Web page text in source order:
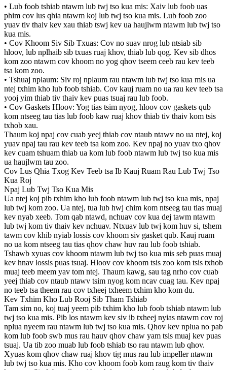
• Lub foob tshiab ntawm lub twj tso kua mis: Xaiv lub foob uas
phim cov lus qhia ntawm koj lub twj tso kua mis. Lub foob zoo
yuav tiv thaiv kev xau thiab tswj kev ua haujlwm ntawm lub twj tso
kua mis.
• Cov Khoom Siv Sib Txuas: Cov no suav nrog lub ntsiab sib
hloov, lub nplhaib sib txuas ruaj khov, thiab lub qog. Kev sib dhos
kom zoo ntawm cov khoom no yog qhov tseem ceeb rau kev teeb
tsa kom zoo.
• Tshuaj nplaum: Siv roj nplaum rau ntawm lub twj tso kua mis ua
ntej txhim kho lub foob tshiab. Cov kauj ruam no ua rau kev teeb tsa
yooj yim thiab tiv thaiv kev puas tsuaj rau lub foob.
• Cov Gaskets Hloov: Yog tias tsim nyog, hloov cov gaskets qub
kom ntseeg tau tias lub foob kaw ruaj khov thiab tiv thaiv kom tsis
txhob xau.
Thaum koj npaj cov cuab yeej thiab cov ntaub ntawv no ua ntej, koj
yuav npaj tau rau kev teeb tsa kom zoo. Kev npaj no yuav txo qhov
kev cuam tshuam thiab ua kom lub foob ntawm lub twj tso kua mis
ua haujlwm tau zoo.
Cov Lus Qhia Txog Kev Teeb tsa Ib Kauj Ruam Rau Lub Twj Tso
Kua Roj
Npaj Lub Twj Tso Kua Mis
Ua ntej koj pib txhim kho lub foob ntawm lub twj tso kua mis, npaj
lub twj kom zoo. Ua ntej, tua lub hwj chim kom ntseeg tau tias muaj
kev nyab xeeb. Tom qab ntawd, nchuav cov kua dej tawm ntawm
lub twj kom tiv thaiv kev nchuav. Ntxuav lub twj kom huv si, tshem
tawm cov khib nyiab lossis cov khoom siv gasket qub. Kauj ruam
no ua kom ntseeg tau tias qhov chaw huv rau lub foob tshiab.
Tshawb xyuas cov khoom ntawm lub twj tso kua mis seb puas muaj
kev hnav lossis puas tsuaj. Hloov cov khoom tsis zoo kom tsis txhob
muaj teeb meem yav tom ntej. Thaum kawg, sau tag nrho cov cuab
yeej thiab cov ntaub ntawv tsim nyog kom ncav cuag tau. Kev npaj
no teeb tsa theem rau cov txheej txheem txhim kho kom du.
Kev Txhim Kho Lub Rooj Sib Tham Tshiab
Tam sim no, koj tuaj yeem pib txhim kho lub foob tshiab ntawm lub
twj tso kua mis. Pib los ntawm kev siv ib txheej nyias ntawm cov roj
nplua nyeem rau ntawm lub twj tso kua mis. Qhov kev nplua no pab
kom lub foob swb mus rau hauv qhov chaw yam tsis muaj kev puas
tsuaj. Ua tib zoo muab lub foob tshiab tso rau ntawm lub qhov.
Xyuas kom qhov chaw ruaj khov tig mus rau lub impeller ntawm
lub twj tso kua mis. Kho cov khoom foob kom raug kom tiv thaiv